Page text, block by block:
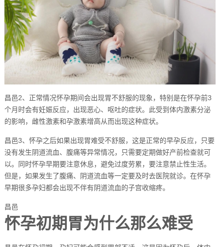
昌邑2、正常情况怀孕期间会出现胃不舒服的现象，特别是在怀孕前3
个月时会有妊娠反应，出现恶心、呕吐的症状。此受到体内激素分泌
的影响，雌性激素和孕激素增高从而出现这种症状。
昌邑3、怀孕之后如果出现胃难受不舒服，这是正常的早孕反应，只要
没有发生阴道流血、腹痛等异常情况，只需要定期做好产前检查就可
以。同时怀孕早期要注意休息，避免过度劳累，要注意禁止性生活。
但是，如果发生了腹痛、阴道流血等一定要及时去医院就诊。在怀孕
早期很多孕妇都会出现不伴有阴道流血的子宫收缩疼。
昌邑
怀孕初期胃为什么那么难受